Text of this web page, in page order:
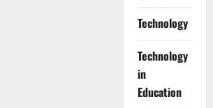
Technology
Technology
in
Education